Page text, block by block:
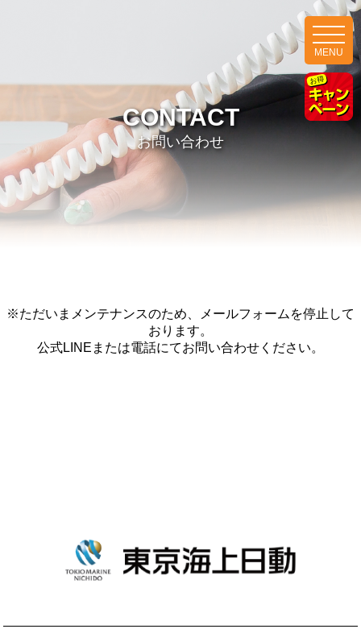
MENU
CONTACT
お問い合わせ
※ただいまメンテナンスのため、メールフォームを停止して
おります。
公式LINEまたは電話にてお問い合わせください。